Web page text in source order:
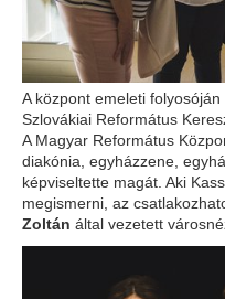
A központ emeleti
Szlovákiai Református
A Magyar Református
diakónia, egyházzene,
képviseltette magát. Aki
megismerni, az
Zoltán által vezetett